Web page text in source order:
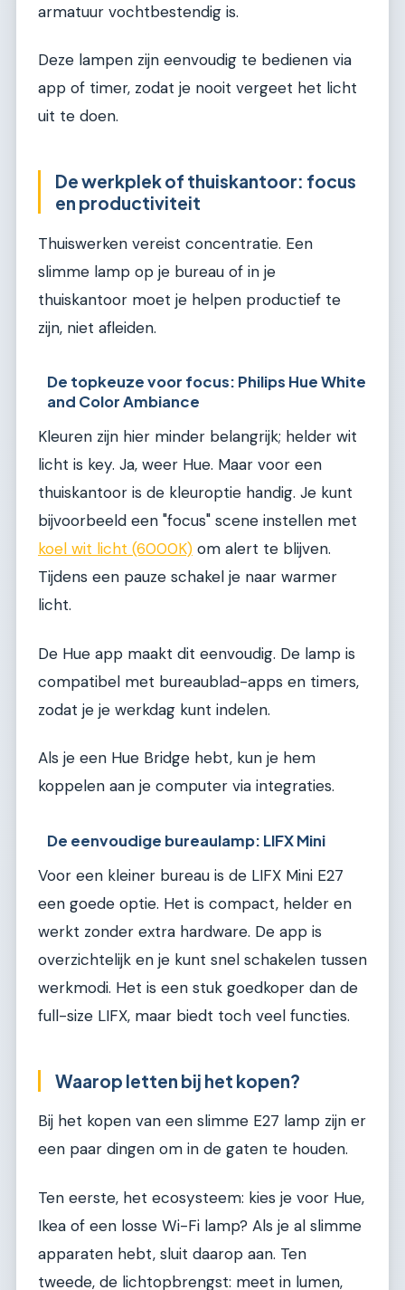
armatuur vochtbestendig is.
Deze lampen zijn eenvoudig te bedienen via
app of timer, zodat je nooit vergeet het licht
uit te doen.
De werkplek of thuiskantoor: focus
en productiviteit
Thuiswerken vereist concentratie. Een
slimme lamp op je bureau of in je
thuiskantoor moet je helpen productief te
zijn, niet afleiden.
De topkeuze voor focus: Philips Hue White
and Color Ambiance
Kleuren zijn hier minder belangrijk; helder wit
licht is key. Ja, weer Hue. Maar voor een
thuiskantoor is de kleuroptie handig. Je kunt
bijvoorbeeld een "focus" scene instellen met
koel wit licht (6000K) om alert te blijven.
Tijdens een pauze schakel je naar warmer
licht.
De Hue app maakt dit eenvoudig. De lamp is
compatibel met bureaublad-apps en timers,
zodat je je werkdag kunt indelen.
Als je een Hue Bridge hebt, kun je hem
koppelen aan je computer via integraties.
De eenvoudige bureaulamp: LIFX Mini
Voor een kleiner bureau is de LIFX Mini E27
een goede optie. Het is compact, helder en
werkt zonder extra hardware. De app is
overzichtelijk en je kunt snel schakelen tussen
werkmodi. Het is een stuk goedkoper dan de
full-size LIFX, maar biedt toch veel functies.
Waarop letten bij het kopen?
Bij het kopen van een slimme E27 lamp zijn er
een paar dingen om in de gaten te houden.
Ten eerste, het ecosysteem: kies je voor Hue,
Ikea of een losse Wi-Fi lamp? Als je al slimme
apparaten hebt, sluit daarop aan. Ten
tweede, de lichtopbrengst: meet in lumen,